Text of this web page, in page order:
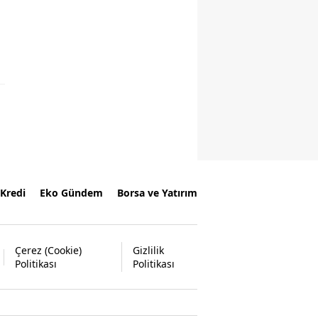
Kredi Eko Gündem Borsa ve Yatırım
Çerez (Cookie)
Politikası
Gizlilik
Politikası